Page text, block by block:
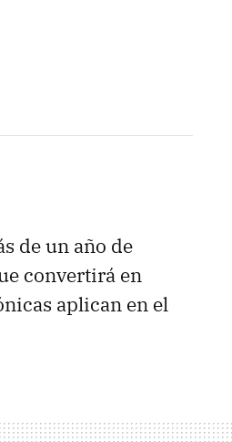
de un año de
convertirá en
aplican en el